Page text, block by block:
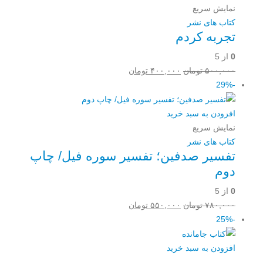
نمایش سریع
کتاب های نشر
تجربه کردم
0 از 5
۵۰۰,۰۰۰ تومان قیمت
۵۰۰,۰۰۰ تومان
بود.
۴۰۰,۰۰۰ تومان
۴۰۰,۰۰۰ تومان.
-29%
افزودن به سبد خرید
نمایش سریع
کتاب های نشر
تفسیر صدفین؛ تفسیر سوره فیل/ چاپ
دوم
0 از 5
۷۸۰,۰۰۰ تومان قیمت
بود.
۵۵۰,۰۰۰ تومان
-25%
افزودن به سبد خرید